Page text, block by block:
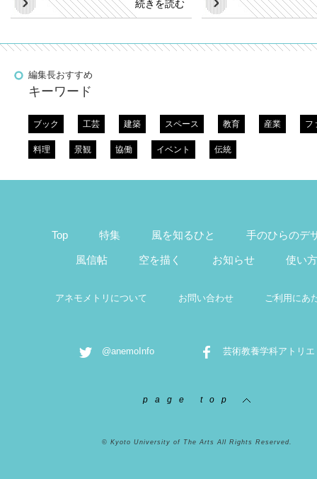
続きを読む
編集長おすすめ
キーワード
ブック 工芸 建築 スペース 教育 産業 フ
料理 景観 協働 イベント 伝統
Top 特集 風を知るひと 手のひらのデ
風信帖 空を描く お知らせ 使い方
アネモメトリについて お問い合わせ ご利用にあ
@anemoInfo 芸術教養学科アトリエ
page top
© Kyoto University of The Arts All Rights Reserved.